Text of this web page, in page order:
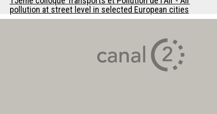
pollution at street level in selected European cities